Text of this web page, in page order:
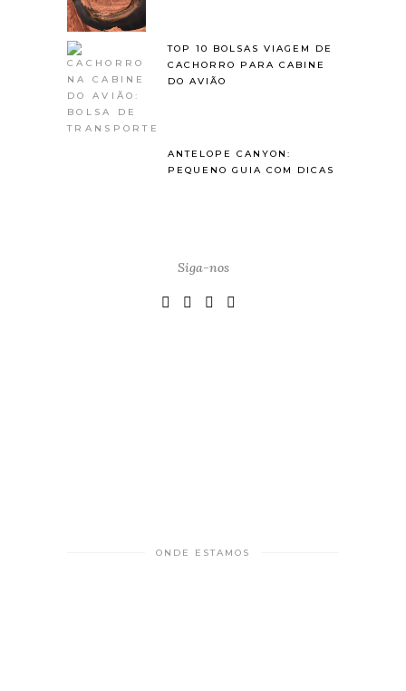
TOP 10 BOLSAS VIAGEM DE
CACHORRO PARA CABINE
DO AVIÃO
ANTELOPE CANYON:
PEQUENO GUIA COM DICAS
Siga-nos
ONDE ESTAMOS